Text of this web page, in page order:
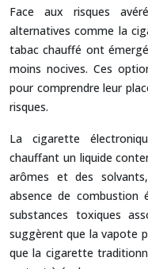
Face aux risques
alternatives comme la
tabac chauffé ont
moins nocives. Ces
pour comprendre leur
risques.
La cigarette
chauffant un liquide
arômes et des
absence de combustion
substances toxiques
suggèrent que la vapote
que la cigarette